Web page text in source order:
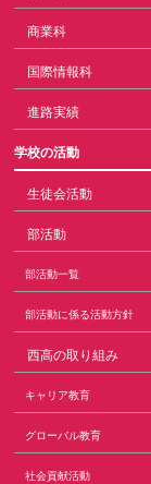
商業科
国際情報科
進路実績
学校の活動
生徒会活動
部活動
部活動一覧
部活動に係る活動方針
西高の取り組み
キャリア教育
グローバル教育
社会貢献活動